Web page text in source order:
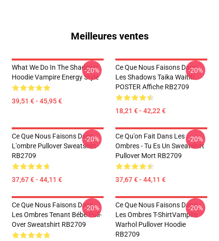
Meilleures ventes
What We Do In The Shadows
Hoodie Vampire Energy Style
39,51 € - 45,95 €
-20%
Ce Que Nous Faisons Dans
Les Shadows Taika Waititi
POSTER Affiche RB2709
18,21 € - 42,22 €
-20%
Ce Que Nous Faisons Dans
L'ombre Pullover Sweatshirt
RB2709
37,67 € - 44,11 €
-20%
Ce Qu'on Fait Dans Les
Ombres - Tu Es Un Sweatshirt
Pullover Mort RB2709
37,67 € - 44,11 €
-20%
Ce Que Nous Faisons Dans
Les Ombres Tenant Bébé Pull-
Over Sweatshirt RB2709
-20%
Ce Que Nous Faisons Dans
Les Ombres T-ShirtVampire
Warhol Pullover Hoodie
RB2709
-20%